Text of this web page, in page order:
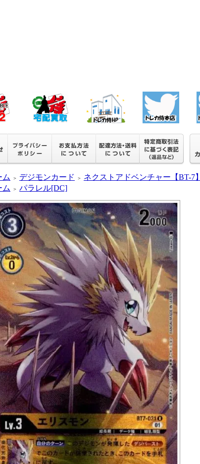
ム ＞ デジモンカード ＞
ネクストアドベンチャー【BT-7】
ム
＞ パラレル[DC]